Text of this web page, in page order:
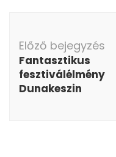
navigáció
Előző bejegyzés
Fantasztikus
fesztiválélmény
Dunakeszin